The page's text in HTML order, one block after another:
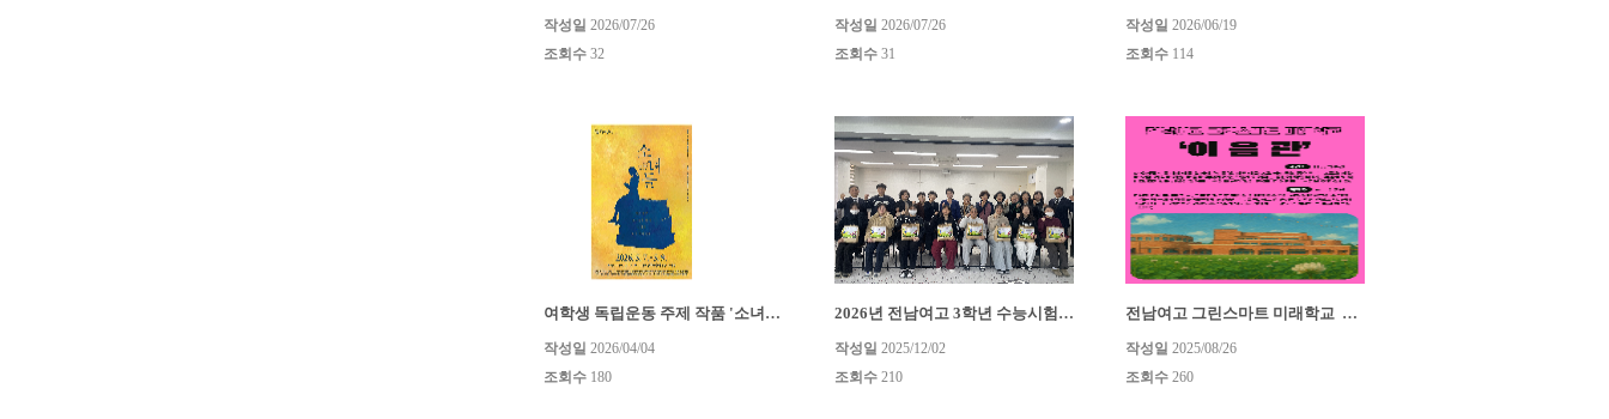
작성일 2026/07/26
조회수32
작성일 2026/07/26
조회수31
작성일 2026/06/19
조회수 114
여학생 독립운동 주제 작품 '소녀들' 공연
작성일 2026/04/04
조회수180
2026년 전남여고 3학년 수능시험 격려
작성일 2025/12/02
조회수210
전남여고 그린스마트 미래학교 "이음관"
작성일 2025/08/26
조회수 260